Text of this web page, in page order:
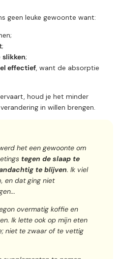
geen leuke gewoonte want:
;
slikken;
effectief, want de absorptie
houd je het minder
in willen brengen.
het een gewoonte om
tegen de slaap te
te blijven. Ik viel
en dat ging niet
overmatig koffie en
Ik lette ook op mijn eten
niet te zwaar of te vettig